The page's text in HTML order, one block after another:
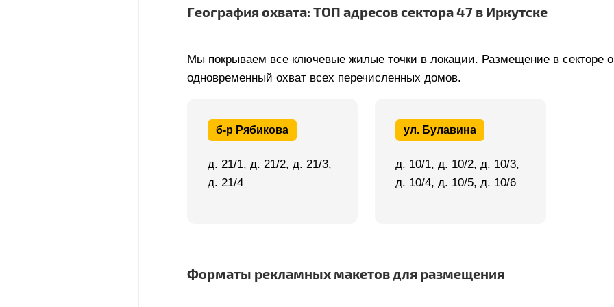
География охвата: ТОП адресов сектора 47 в Иркутске
Мы покрываем все ключевые жилые точки в локации. Размещение в секторе
одновременный охват всех перечисленных домов.
б-р Рябикова
д. 21/1, д. 21/2, д. 21/3,
д. 21/4
ул. Булавина
д. 10/1, д. 10/2, д. 10/3,
д. 10/4, д. 10/5, д. 10/6
Форматы рекламных макетов для размещения